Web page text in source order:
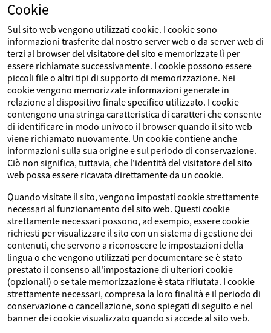
Cookie
Sul sito web vengono utilizzati cookie. I cookie sono
informazioni trasferite dal nostro server web o da server web di
terzi al browser del visitatore del sito e memorizzate lì per
essere richiamate successivamente. I cookie possono essere
piccoli file o altri tipi di supporto di memorizzazione. Nei
cookie vengono memorizzate informazioni generate in
relazione al dispositivo finale specifico utilizzato. I cookie
contengono una stringa caratteristica di caratteri che consente
di identificare in modo univoco il browser quando il sito web
viene richiamato nuovamente. Un cookie contiene anche
informazioni sulla sua origine e sul periodo di conservazione.
Ciò non significa, tuttavia, che l'identità del visitatore del sito
web possa essere ricavata direttamente da un cookie.
Quando visitate il sito, vengono impostati cookie strettamente
necessari al funzionamento del sito web. Questi cookie
strettamente necessari possono, ad esempio, essere cookie
richiesti per visualizzare il sito con un sistema di gestione dei
contenuti, che servono a riconoscere le impostazioni della
lingua o che vengono utilizzati per documentare se è stato
prestato il consenso all'impostazione di ulteriori cookie
(opzionali) o se tale memorizzazione è stata rifiutata. I cookie
strettamente necessari, compresa la loro finalità e il periodo di
conservazione o cancellazione, sono spiegati di seguito e nel
banner dei cookie visualizzato quando si accede al sito web.